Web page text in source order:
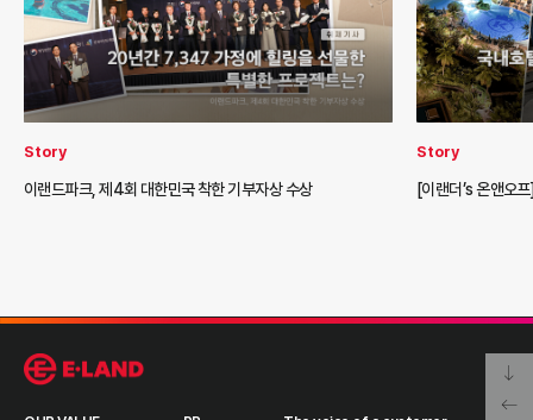
Story
이랜드파크, 제4회 대한민국 착한 기부자상 수상
Story
[이랜더’s 온앤오